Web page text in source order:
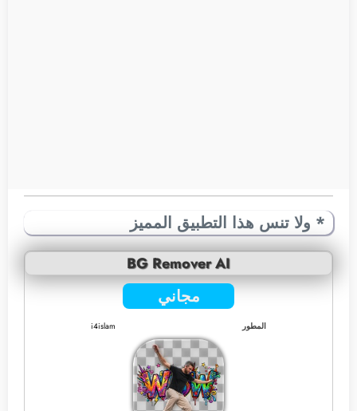
* ولا تنس هذا التطبيق المميز
BG Remover AI
مجاني
المطور i4islam